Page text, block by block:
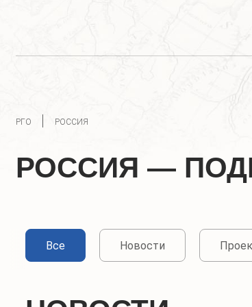
РГО РОССИЯ
РОССИЯ —
Все Новости